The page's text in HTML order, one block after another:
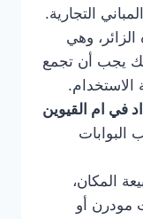
التجارية.
الزائر، وهي
يجب أن تجمع
الاستخدام.
في ام القيوين
المكان،
مودرن أو